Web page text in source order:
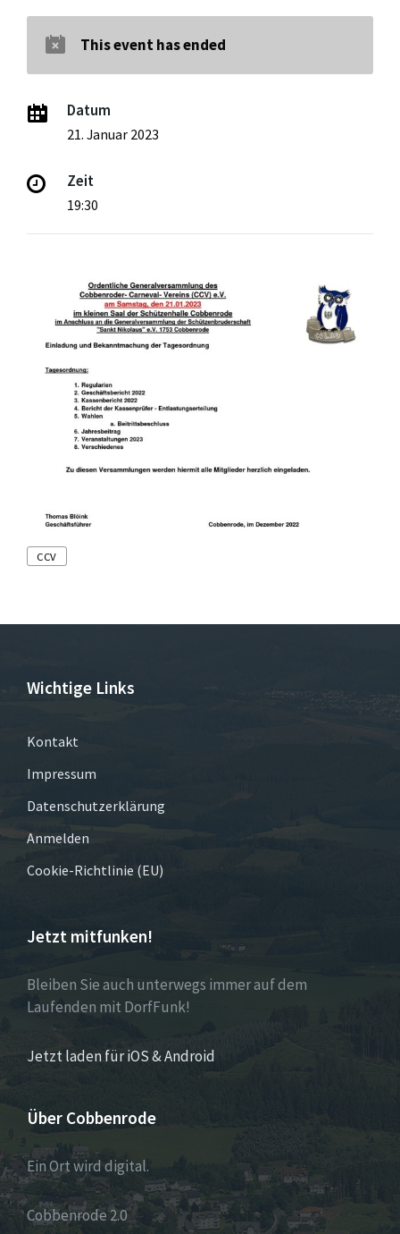
This event has ended
Datum
21. Januar 2023
Zeit
19:30
Tags
CCV
Wichtige Links
Kontakt
Impressum
Datenschutzerklärung
Anmelden
Cookie-Richtlinie (EU)
Jetzt mitfunken!
Bleiben Sie auch unterwegs immer auf dem
Laufenden mit DorfFunk!
Jetzt laden für iOS & Android
Über Cobbenrode
Ein Ort wird digital.
Cobbenrode 2.0